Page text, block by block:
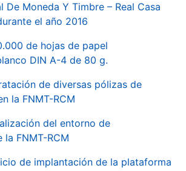
De Moneda Y Timbre – Real Casa
el año 2016
de hojas de papel
DIN A-4 de 80 g.
de diversas pólizas de
la FNMT-RCM
del entorno de
FNMT-RCM
de implantación de la plataforma